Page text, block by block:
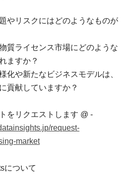
やリスクにはどのようなものが
質ライセンス市場にどのような
ますか？
化や新たなビジネスモデルは、
貢献していますか？
をリクエストします @ -
request-
market
について